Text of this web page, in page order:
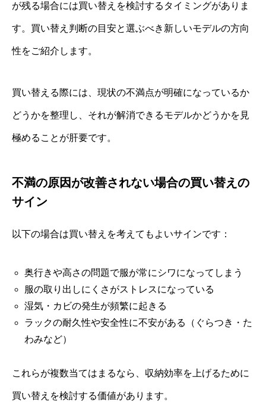
が残る場合には買い替えを検討するタイミングがありま
す。買い替え判断の目安と選ぶべき新しいモデルの方向
性をご紹介します。
買い替える際には、現状の不満点が明確になっているか
どうかを整理し、それが解消できるモデルかどうかを見
極めることが肝要です。
不満の原因が改善されない場合の買い替えの
サイン
以下の場合は買い替えを考えてもよいサインです：
奥行きや高さの問題で服が常にシワになってしまう
服の取り出しにくさがストレスになっている
湿気・カビの発生が頻繁に起きる
ラックの耐久性や安全性に不安がある（ぐらつき・た
わみなど）
これらが複数当てはまるなら、収納効率を上げるために
買い替えを検討する価値があります。